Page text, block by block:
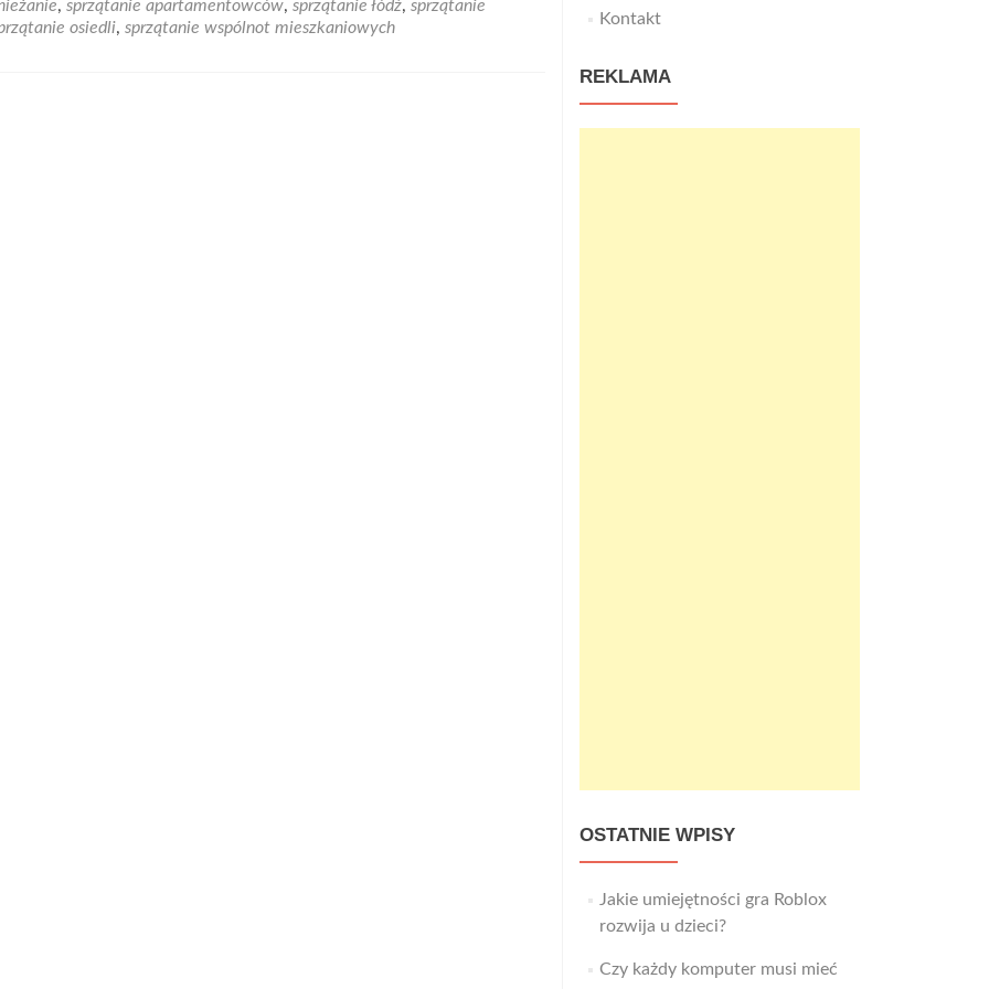
Potrzebujesz
firmy
, sprzątanie apartamentowców, sprzątanie łódź, sprzątanie
osiedli, sprzątanie wspólnot mieszkaniowych Kontakt
REKLAMA
OSTATNIE WPISY
Jakie umiejętności gra Roblox
rozwija u dzieci?
Czy każdy komputer musi mieć